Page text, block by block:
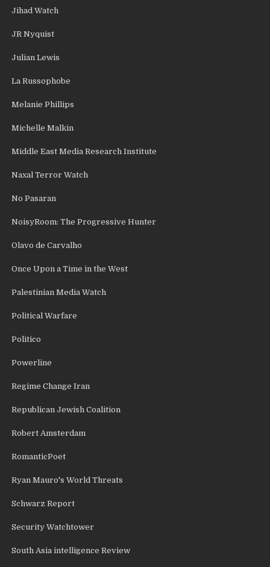
Jihad Watch
JR Nyquist
Julian Lewis
La Russophobe
Melanie Phillips
Michelle Malkin
Middle East Media Research Institute
Naxal Terror Watch
No Pasaran
NoisyRoom: The Progressive Hunter
Olavo de Carvalho
Once Upon a Time in the West
Palestinian Media Watch
Political Warfare
Politico
Powerline
Regime Change Iran
Republican Jewish Coalition
Robert Amsterdam
RomanticPoet
Ryan Mauro's World Threats
Schwarz Report
Security Watchtower
South Asia intelligence Review